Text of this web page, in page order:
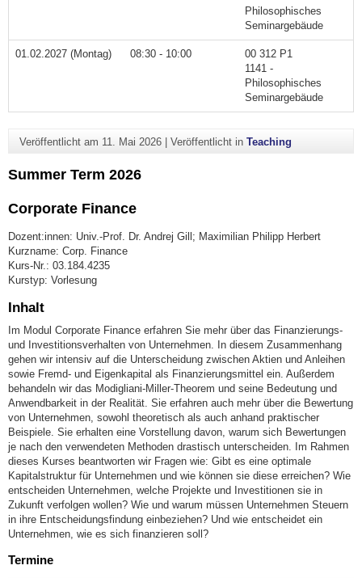
Philosophisches
Seminargebäude
01.02.2027 (Montag) 08:30 - 10:00
00 312 P1
1141 -
Philosophisches
Seminargebäude
Veröffentlicht am 11. Mai 2026| Veröffentlicht in Teaching
Summer Term 2026
Corporate Finance
Dozent:innen: Univ.-Prof. Dr. Andrej Gill; Maximilian Philipp Herbert
Kurzname: Corp. Finance
Kurs-Nr.: 03.184.4235
Kurstyp: Vorlesung
Inhalt
Im Modul Corporate Finance erfahren Sie mehr über das Finanzierungs-
und Investitionsverhalten von Unternehmen. In diesem Zusammenhang
gehen wir intensiv auf die Unterscheidung zwischen Aktien und Anleihen
sowie Fremd- und Eigenkapital als Finanzierungsmittel ein. Außerdem
behandeln wir das Modigliani-Miller-Theorem und seine Bedeutung und
Anwendbarkeit in der Realität. Sie erfahren auch mehr über die Bewertung
von Unternehmen, sowohl theoretisch als auch anhand praktischer
Beispiele. Sie erhalten eine Vorstellung davon, warum sich Bewertungen
je nach den verwendeten Methoden drastisch unterscheiden. Im Rahmen
dieses Kurses beantworten wir Fragen wie: Gibt es eine optimale
Kapitalstruktur für Unternehmen und wie können sie diese erreichen? Wie
entscheiden Unternehmen, welche Projekte und Investitionen sie in
Zukunft verfolgen wollen? Wie und warum müssen Unternehmen Steuern
in ihre Entscheidungsfindung einbeziehen? Und wie entscheidet ein
Unternehmen, wie es sich finanzieren soll?
Termine